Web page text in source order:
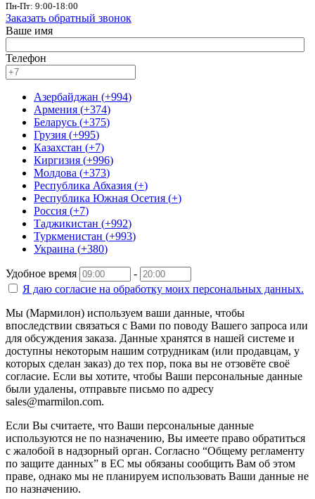
Пн-Пт: 9:00-18:00
Заказать обратный звонок
Ваше имя
Телефон
Азербайджан (+994)
Армения (+374)
Беларусь (+375)
Грузия (+995)
Казахстан (+7)
Киргизия (+996)
Молдова (+373)
Республика Абхазия (+)
Республика Южная Осетия (+)
Россия (+7)
Таджикистан (+992)
Туркменистан (+993)
Украина (+380)
Удобное время
-
Я даю согласие на обработку моих персональных данных.
Мы (Мармилон) используем ваши данные, чтобы
впоследствии связаться с Вами по поводу Вашего запроса или
для обсуждения заказа. Данные хранятся в нашей системе и
доступны некоторым нашим сотрудникам (или продавцам, у
которых сделан заказ) до тех пор, пока вы не отзовёте своё
согласие. Если вы хотите, чтобы Ваши персональные данные
были удалены, отправьте письмо по адресу
sales@marmilon.com.
Если Вы считаете, что Ваши персональные данные
используются не по назначению, Вы имеете право обратиться
с жалобой в надзорный орган. Согласно “Общему регламенту
по защите данных” в ЕС мы обязаны сообщить Вам об этом
праве, однако мы не планируем использовать Ваши данные не
по назначению.